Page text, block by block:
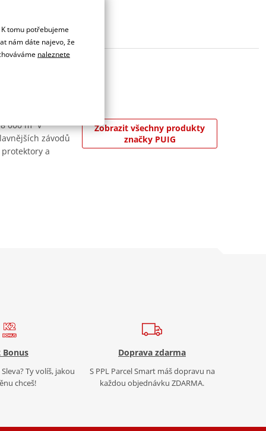
000 m² v
závodů
a
Zobrazit všechny produkty
značky PUIG
Bonus
Ty volíš, jakou
chceš!
Doprava zdarma
S PPL Parcel Smart máš dopravu na
každou objednávku ZDARMA.
tomu potřebujeme
nám dáte najevo, že
naleznete